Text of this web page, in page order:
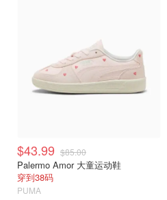
$43.99 $85.00
Palermo Amor 大童运动鞋
穿到38码
PUMA